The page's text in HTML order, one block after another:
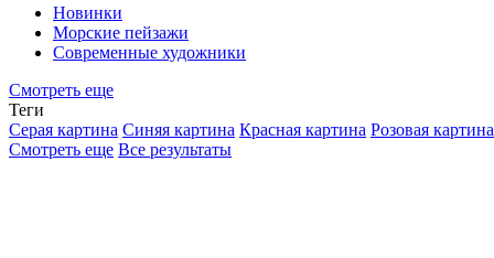
Новинки
Морские пейзажи
Современные художники
Смотреть еще
Теги
Серая картина Синяя картина Красная картина Розовая картина
Смотреть еще Все результаты